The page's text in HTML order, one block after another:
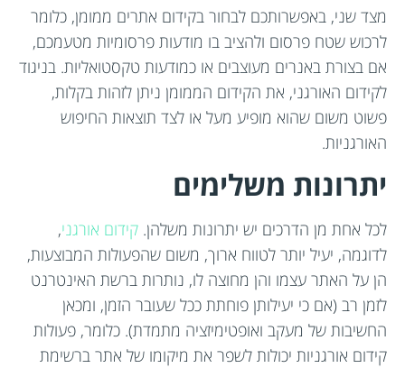
מצד שני, באפשרותכם לבחור בקידום אתרים ממומן, כלומר
לרכוש שטח פרסום ולהציב בו מודעות פרסומיות מטעמכם,
אם בצורת באנרים מעוצבים או כמודעות טקסטואליות. בניגוד
לקידום האורגני, את הקידום הממומן ניתן לזהות בקלות,
פשוט משום שהוא מופיע מעל או לצד תוצאות החיפוש
האורגניות.
יתרונות משלימים
לכל אחת מן הדרכים יש יתרונות משלהן. קידום אורגני,
לדוגמה, יעיל יותר לטווח ארוך, משום שהפעולות המבוצעות,
הן על האתר עצמו והן מחוצה לו, נותרות ברשת האינטרנט
לזמן רב (אם כי יעילותן פוחתת ככל שעובר הזמן, ומכאן
החשיבות של מעקב ואופטימיזציה מתמדת). כלומר, פעולות
קידום אורגניות יכולות לשפר את מיקומו של אתר ברשימת